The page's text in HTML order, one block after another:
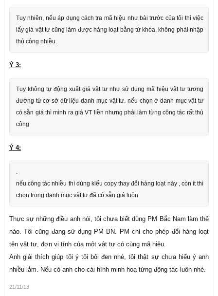
Tuy nhiên, nếu áp dụng cách tra mã hiệu như bài trước của tôi thì việc
lấy giá vật tư cũng làm được hàng loạt bằng từ khóa. không phải nhập
thủ công nhiều.
Ý 3:
Tuy không tự động xuất giá vật tư như sử dụng mã hiệu vật tư tương
đương từ cơ sở dữ liệu danh mục vật tư. nếu chọn ở danh mục vật tư
có sẵn giá thì mình ra giá VT liền nhưng phải làm từng công tác rất thủ
công
Ý 4:
.
nếu công tác nhiều thì dùng kiểu copy thay đổi hàng loạt này , còn ít thì
chọn trong danh mục vật tư đã có sẵn giá luôn
Thực sự những điều anh nói, tôi chưa biết dùng PM Bắc Nam làm thế
nào. Tôi cũng đang sử dụng PM BN. PM chỉ cho phép đổi hàng loạt
tên vật tư, đơn vị tính của một vật tư có cùng mã hiệu.
Anh giải thích giúp tôi ý tôi bôi đen nhé, tôi thật sự chưa hiểu ý anh
nhiều lắm. Nếu có anh cho cái hình minh hoạ từng động tác luôn nhé.
21/11/13